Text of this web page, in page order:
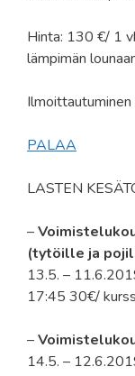
Hinta: 130 €/ 1
lämpimän
PALAA
LASTEN
–
(tytöille ja
13.5. –
17:45 30€/
–
14.5. –